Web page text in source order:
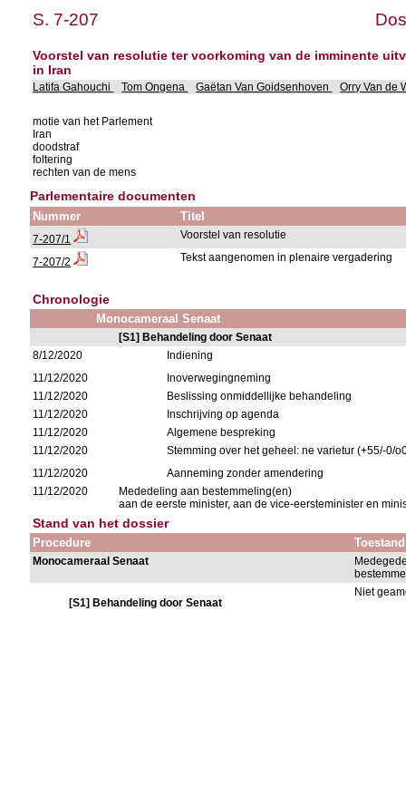
S. 7-207
Voorstel van resolutie ter voorkoming van de imminente
in Iran
Latifa Gahouchi Tom Ongena Gaëtan Van Goidsenhoven Orry Van de
motie van het Parlement
Iran
doodstraf
foltering
rechten van de mens
Parlementaire documenten
Nummer Titel
7-207/1 Voorstel van resolutie
7-207/2 Tekst aangenomen in plenaire vergadering
Chronologie
Monocameraal Senaat
[S1] Behandeling door Senaat
8/12/2020
Indiening
11/12/2020
Inoverwegingneming
11/12/2020
Beslissing onmiddellijke behandeling
11/12/2020
Inschrijving op agenda
11/12/2020
Algemene bespreking
11/12/2020
Stemming over het geheel: ne varietur (+55/-0/
11/12/2020
Aanneming zonder amendering
11/12/2020
Mededeling aan bestemmeling(en)
aan de eerste minister, aan de vice-eersteminister en
Stand van het dossier
Procedure Toestand
Monocameraal Senaat
[S1] Behandeling door Senaat
Niet